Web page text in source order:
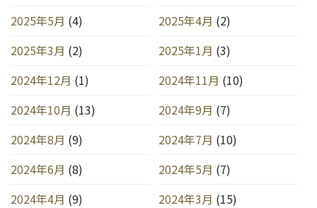
2025年5月 (4) 2025年4月 (2)
2025年3月 (2) 2025年1月 (3)
2024年12月 (1) 2024年11月 (10)
2024年10月 (13) 2024年9月 (7)
2024年8月 (9) 2024年7月 (10)
2024年6月 (8) 2024年5月 (7)
2024年4月 (9) 2024年3月 (15)